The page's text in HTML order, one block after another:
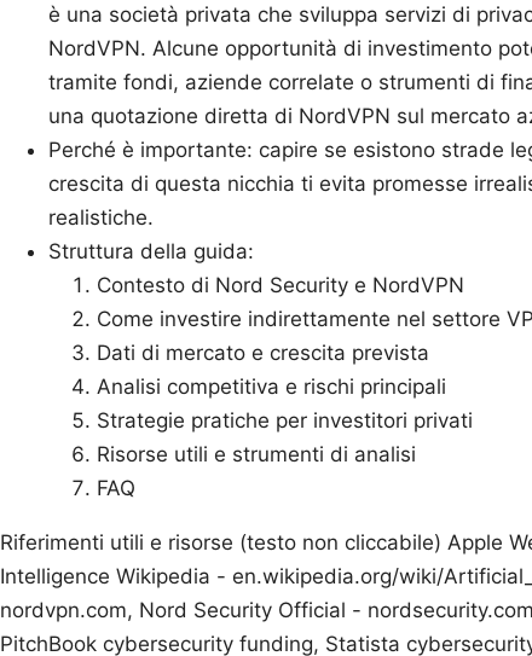
è una società privata che sviluppa servizi di
NordVPN. Alcune opportunità di investimento
tramite fondi, aziende correlate o strumenti di
una quotazione diretta di NordVPN sul mercato
Perché è importante: capire se esistono strade
crescita di questa nicchia ti evita promesse
realistiche.
Struttura della guida:
Contesto di Nord Security e NordVPN
Come investire indirettamente nel settore
Dati di mercato e crescita prevista
Analisi competitiva e rischi principali
Strategie pratiche per investitori privati
Risorse utili e strumenti di analisi
FAQ
Riferimenti utili e risorse (testo non cliccabile) Apple
Intelligence Wikipedia - en.wikipedia.org/wiki/
nordvpn.com, Nord Security Official -
PitchBook cybersecurity funding, Statista